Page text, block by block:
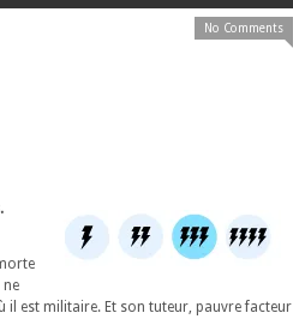
No Comments
ne
il est militaire. Et son tuteur, pauvre facteur